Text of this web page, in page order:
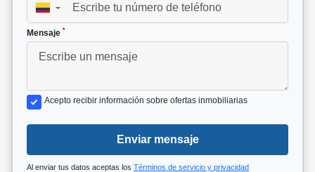
▼
Mensaje *
Acepto recibir información sobre ofertas inmobiliarias
Enviar mensaje
Al enviar tus datos aceptas los Términos de servicio y privacidad